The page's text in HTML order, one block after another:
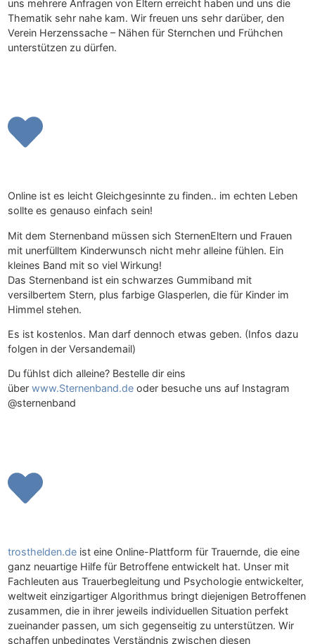
uns mehrere Anfragen von Eltern erreicht haben und uns die
Thematik sehr nahe kam. Wir freuen uns sehr darüber, den
Verein Herzenssache – Nähen für Sternchen und Frühchen
unterstützen zu dürfen.
Online ist es leicht Gleichgesinnte zu finden.. im echten Leben
sollte es genauso einfach sein!
Mit dem Sternenband müssen sich SternenEltern und Frauen
mit unerfülltem Kinderwunsch nicht mehr alleine fühlen. Ein
kleines Band mit so viel Wirkung!
Das Sternenband ist ein schwarzes Gummiband mit
versilbertem Stern, plus farbige Glasperlen, die für Kinder im
Himmel stehen.
Es ist kostenlos. Man darf dennoch etwas geben. (Infos dazu
folgen in der Versandemail)
Du fühlst dich alleine? Bestelle dir eins
überwww.Sternenband.de oder besuche uns auf Instagram
@sternenband
trosthelden.de ist eine Online-Plattform für Trauernde, die eine
ganz neuartige Hilfe für Betroffene entwickelt hat. Unser mit
Fachleuten aus Trauerbegleitung und Psychologie entwickelter,
weltweit einzigartiger Algorithmus bringt diejenigen Betroffenen
zusammen, die in ihrer jeweils individuellen Situation perfekt
zueinander passen, um sich gegenseitig zu unterstützen. Wir
schaffen unbedingtes Verständnis zwischen diesen